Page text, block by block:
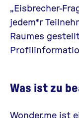
„Eisbrecher-
jedem*r
Raumes
Was ist zu
Wonder.me ist